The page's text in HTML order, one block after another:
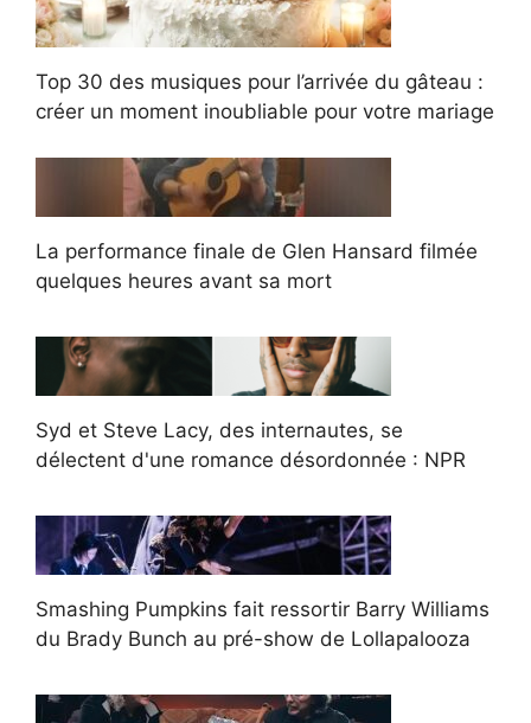
Top 30 des musiques pour l’arrivée du gâteau :
créer un moment inoubliable pour votre mariage
La performance finale de Glen Hansard filmée
quelques heures avant sa mort
Syd et Steve Lacy, des internautes, se
délectent d'une romance désordonnée : NPR
Smashing Pumpkins fait ressortir Barry Williams
du Brady Bunch au pré-show de Lollapalooza